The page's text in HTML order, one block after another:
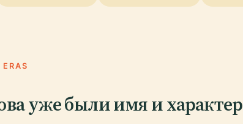
уже были имя и характер